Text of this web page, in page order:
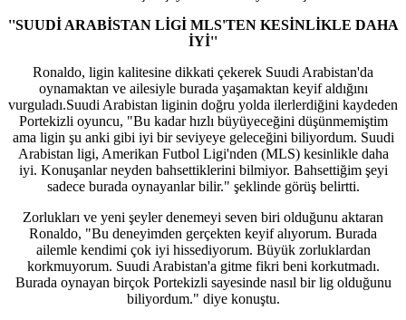
''SUUDİ ARABİSTAN LİGİ MLS'TEN KESİNLİKLE DAHA
İYİ''
Ronaldo, ligin kalitesine dikkati çekerek Suudi Arabistan'da
oynamaktan ve ailesiyle burada yaşamaktan keyif aldığını
vurguladı.Suudi Arabistan liginin doğru yolda ilerlerdiğini kaydeden
Portekizli oyuncu, "Bu kadar hızlı büyüyeceğini düşünmemiştim
ama ligin şu anki gibi iyi bir seviyeye geleceğini biliyordum. Suudi
Arabistan ligi, Amerikan Futbol Ligi'nden (MLS) kesinlikle daha
iyi. Konuşanlar neyden bahsettiklerini bilmiyor. Bahsettiğim şeyi
sadece burada oynayanlar bilir." şeklinde görüş belirtti.
Zorlukları ve yeni şeyler denemeyi seven biri olduğunu aktaran
Ronaldo, "Bu deneyimden gerçekten keyif alıyorum. Burada
ailemle kendimi çok iyi hissediyorum. Büyük zorluklardan
korkmuyorum. Suudi Arabistan'a gitme fikri beni korkutmadı.
Burada oynayan birçok Portekizli sayesinde nasıl bir lig olduğunu
biliyordum." diye konuştu.